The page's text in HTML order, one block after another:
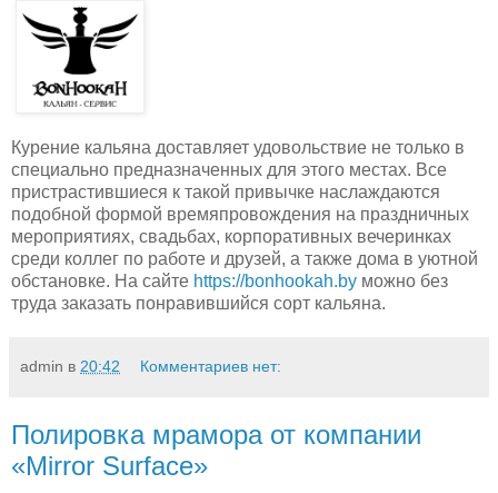
Курение кальяна доставляет удовольствие не только в
специально предназначенных для этого местах. Все
пристрастившиеся к такой привычке наслаждаются
подобной формой времяпровождения на праздничных
мероприятиях, свадьбах, корпоративных вечеринках
среди коллег по работе и друзей, а также дома в уютной
обстановке. На сайте https://bonhookah.by можно без
труда заказать понравившийся сорт кальяна.
admin в 20:42 Комментариев нет:
Полировка мрамора от компании
«Mirror Surface»